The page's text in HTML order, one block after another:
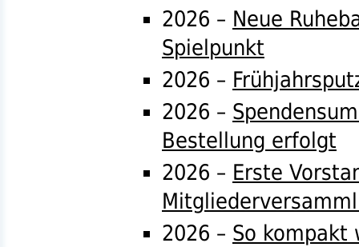
2026 – Neue
Spielpunkt
2026 –
2026 –
Bestellung erfolgt
2026 – Erste
2026 – So kompakt